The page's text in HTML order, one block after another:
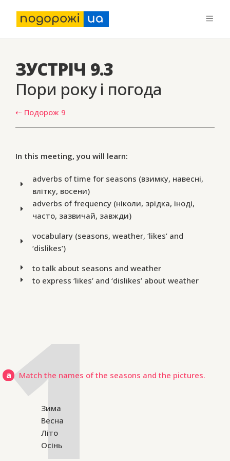
ЗУСТРІЧ 9.3
Пори року і погода
⇠ Подорож 9
In this meeting, you will learn:
adverbs of time for seasons (взимку, навесні,
влітку, восени)
adverbs of frequency (ніколи, зрідка, іноді,
часто, зазвичай, завжди)
vocabulary (seasons, weather, ‘likes’ and
‘dislikes’)
to talk about seasons and weather
to express ‘likes’ and ‘dislikes’ about weather
a Match the names of the seasons and the pictures.
Зима
Весна
Літо
Осінь